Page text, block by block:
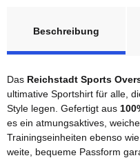
Beschreibung
Das Reichstadt Sports
ultimative Sportshirt für alle,
Style legen. Gefertigt aus
es ein atmungsaktives,
Trainingseinheiten ebenso
weite, bequeme Passform